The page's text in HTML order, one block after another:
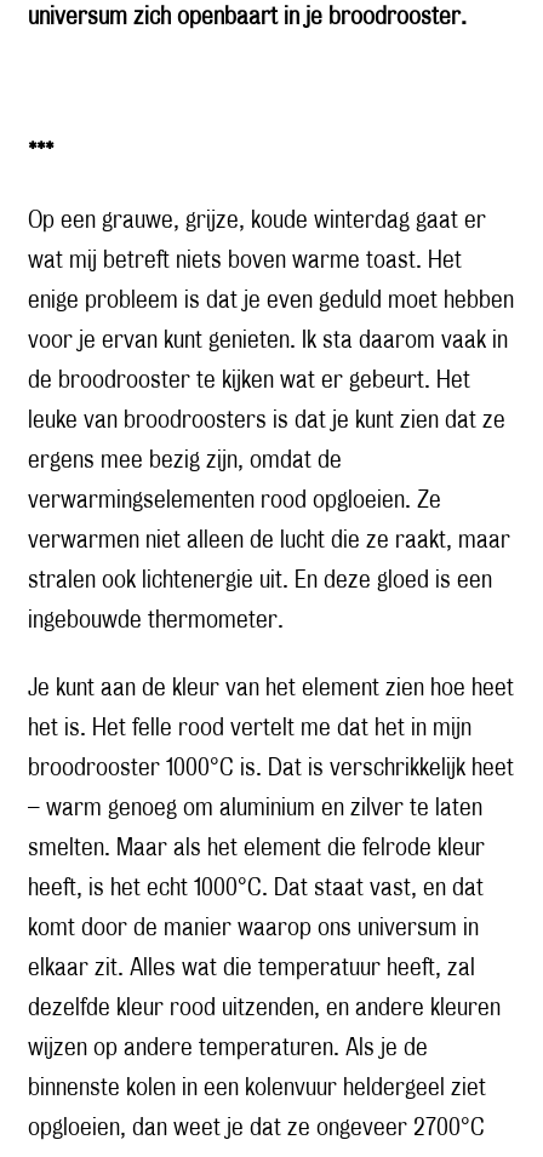
universum zich openbaart in je broodrooster.
***
Op een grauwe, grijze, koude winterdag gaat er
wat mij betreft niets boven warme toast. Het
enige probleem is dat je even geduld moet hebben
voor je ervan kunt genieten. Ik sta daarom vaak in
de broodrooster te kijken wat er gebeurt. Het
leuke van broodroosters is dat je kunt zien dat ze
ergens mee bezig zijn, omdat de
verwarmingselementen rood opgloeien. Ze
verwarmen niet alleen de lucht die ze raakt, maar
stralen ook lichtenergie uit. En deze gloed is een
ingebouwde thermometer.
Je kunt aan de kleur van het element zien hoe heet
het is. Het felle rood vertelt me dat het in mijn
broodrooster 1000°C is. Dat is verschrikkelijk heet
– warm genoeg om aluminium en zilver te laten
smelten. Maar als het element die felrode kleur
heeft, is het echt 1000°C. Dat staat vast, en dat
komt door de manier waarop ons universum in
elkaar zit. Alles wat die temperatuur heeft, zal
dezelfde kleur rood uitzenden, en andere kleuren
wijzen op andere temperaturen. Als je de
binnenste kolen in een kolenvuur heldergeel ziet
opgloeien, dan weet je dat ze ongeveer 2700°C